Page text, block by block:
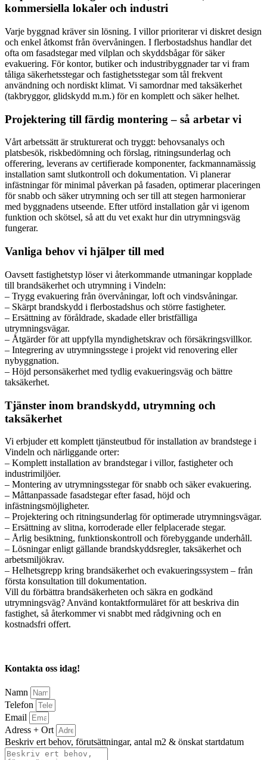
kommersiella lokaler och industri
Varje byggnad kräver sin lösning. I villor prioriterar vi diskret design
och enkel åtkomst från övervåningen. I flerbostadshus handlar det
ofta om fasadstegar med vilplan och skyddsbågar för säker
evakuering. För kontor, butiker och industribyggnader tar vi fram
tåliga säkerhetsstegar och fastighetsstegar som tål frekvent
användning och nordiskt klimat. Vi samordnar med taksäkerhet
(takbryggor, glidskydd m.m.) för en komplett och säker helhet.
Projektering till färdig montering – så arbetar vi
Vårt arbetssätt är strukturerat och tryggt: behovsanalys och
platsbesök, riskbedömning och förslag, ritningsunderlag och
offerering, leverans av certifierade komponenter, fackmannamässig
installation samt slutkontroll och dokumentation. Vi planerar
infästningar för minimal påverkan på fasaden, optimerar placeringen
för snabb och säker utrymning och ser till att stegen harmonierar
med byggnadens utseende. Efter utförd installation går vi igenom
funktion och skötsel, så att du vet exakt hur din utrymningsväg
fungerar.
Vanliga behov vi hjälper till med
Oavsett fastighetstyp löser vi återkommande utmaningar kopplade
till brandsäkerhet och utrymning i Vindeln:
– Trygg evakuering från övervåningar, loft och vindsvåningar.
– Skärpt brandskydd i flerbostadshus och större fastigheter.
– Ersättning av föråldrade, skadade eller bristfälliga
utrymningsvägar.
– Åtgärder för att uppfylla myndighetskrav och försäkringsvillkor.
– Integrering av utrymningsstege i projekt vid renovering eller
nybyggnation.
– Höjd personsäkerhet med tydlig evakueringsväg och bättre
taksäkerhet.
Tjänster inom brandskydd, utrymning och
taksäkerhet
Vi erbjuder ett komplett tjänsteutbud för installation av brandstege i
Vindeln och närliggande orter:
– Komplett installation av brandstegar i villor, fastigheter och
industrimiljöer.
– Montering av utrymningsstegar för snabb och säker evakuering.
– Måttanpassade fasadstegar efter fasad, höjd och
infästningsmöjligheter.
– Projektering och ritningsunderlag för optimerade utrymningsvägar.
– Ersättning av slitna, korroderade eller felplacerade stegar.
– Årlig besiktning, funktionskontroll och förebyggande underhåll.
– Lösningar enligt gällande brandskyddsregler, taksäkerhet och
arbetsmiljökrav.
– Helhetsgrepp kring brandsäkerhet och evakueringssystem – från
första konsultation till dokumentation.
Vill du förbättra brandsäkerheten och säkra en godkänd
utrymningsväg? Använd kontaktformuläret för att beskriva din
fastighet, så återkommer vi snabbt med rådgivning och en
kostnadsfri offert.
Kontakta oss idag!
Namn
Telefon
Email
Adress + Ort
Beskriv ert behov, förutsättningar, antal m2 & önskat startdatum